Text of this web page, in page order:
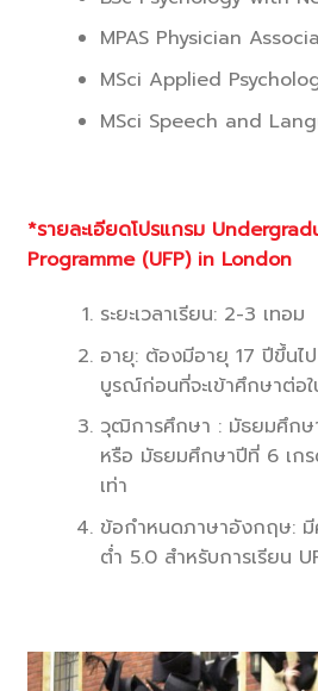
MPAS Physician
MSci Applied
MSci Speech and
*รายละเอียดโปรแกรม
Programme (UFP) in London
ระยะเวลาเรียน: 2-3 เทอม
อายุ: ต้องมีอายุ 17 ปีขึ้นไ
บูรณ์ก่อนที่จะเข้าศึกษาต่อ
วุฒิการศึกษา : มัธยมศึกษ
หรือ มัธยมศึกษาปีที่ 6 เก
เท่า
ข้อกำหนดภาษาอังกฤษ: มี
ต่ำ 5.0 สำหรับการเรียน